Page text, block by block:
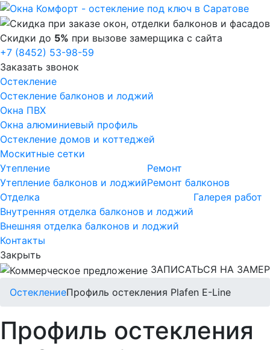
Скидки до 5% при вызове замерщика с сайта
+7 (8452) 53-98-59
Заказать звонок
Остекление
Остекление балконов и лоджий
Окна ПВХ
Окна алюминиевый профиль
Остекление домов и коттеджей
Москитные сетки
Утепление
Утепление балконов и лоджий
Ремонт
Ремонт балконов
Отделка
Внутренняя отделка балконов и лоджий
Внешняя отделка балконов и лоджий
Галерея работ
Контакты
Закрыть
ЗАПИСАТЬСЯ НА ЗАМЕР
ОстеклениеПрофиль остекления Plafen E-Line
Профиль остекления